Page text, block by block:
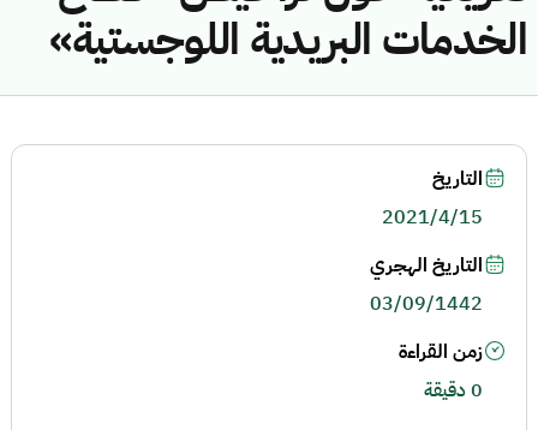
الخدمات البريدية اللوجستية»
التاريخ
2021/4/15
التاريخ الهجري
03/09/1442
زمن القراءة
0 دقيقة